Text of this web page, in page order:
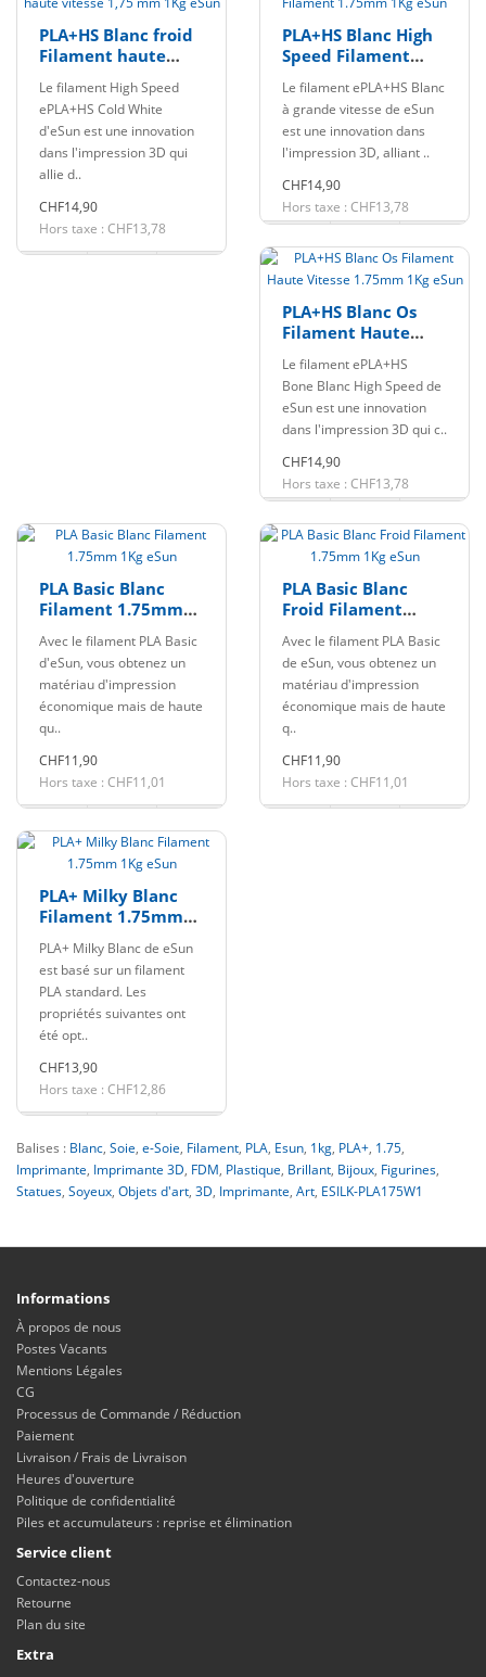
PLA+HS Blanc froid
Filament haute
1Kg eSun
Le filament High Speed
ePLA+HS Cold White
d'eSun est une innovation
dans l'impression 3D qui
allie d..
CHF14,90
Hors taxe : CHF13,78
PLA+HS Blanc High
Speed Filament
Le filament ePLA+HS Blanc
à grande vitesse de eSun
est une innovation dans
l'impression 3D, alliant ..
CHF14,90
Hors taxe : CHF13,78
PLA+HS Blanc Os
Filament Haute
eSun
Le filament ePLA+HS
Bone Blanc High Speed de
eSun est une innovation
dans l'impression 3D qui c..
CHF14,90
Hors taxe : CHF13,78
PLA Basic Blanc
Filament 1.75mm
Avec le filament PLA Basic
d'eSun, vous obtenez un
matériau d'impression
économique mais de haute
qu..
CHF11,90
Hors taxe : CHF11,01
PLA Basic Blanc
Froid Filament
Avec le filament PLA Basic
de eSun, vous obtenez un
matériau d'impression
économique mais de haute
q..
CHF11,90
Hors taxe : CHF11,01
PLA+ Milky Blanc
Filament 1.75mm
PLA+ Milky Blanc de eSun
est basé sur un filament
PLA standard. Les
propriétés suivantes ont
été opt..
CHF13,90
Hors taxe : CHF12,86
Balises : Blanc, Soie, e-Soie, Filament, PLA, Esun, 1kg, PLA+, 1.75,
Imprimante, Imprimante 3D, FDM, Plastique, Brillant, Bijoux, Figurines,
Statues, Soyeux, Objets d'art, 3D, Imprimante, Art, ESILK-PLA175W1
Informations
À propos de nous
Postes Vacants
Mentions Légales
CG
Processus de Commande / Réduction
Paiement
Livraison / Frais de Livraison
Heures d'ouverture
Politique de confidentialité
Piles et accumulateurs : reprise et élimination
Service client
Contactez-nous
Retourne
Plan du site
Extra